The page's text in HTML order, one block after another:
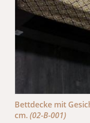
Bettdecke mit
cm.(02-B-001)